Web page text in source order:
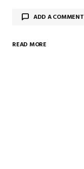
ADD A COMMENT
READ MORE